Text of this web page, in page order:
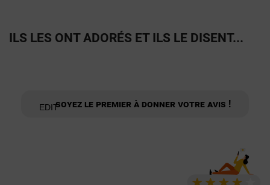
ILS LES ONT ADORÉS ET ILS LE DISENT...
Soyez le premier à donner votre avis !